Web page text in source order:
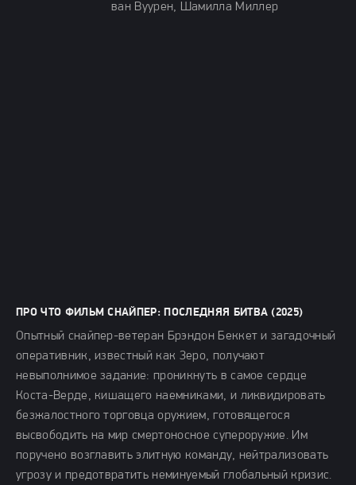
ван Вуурен, Шамилла Миллер
ПРО ЧТО ФИЛЬМ СНАЙПЕР: ПОСЛЕДНЯЯ БИТВА (2025)
Опытный снайпер-ветеран Брэндон Беккет и загадочный
оперативник, известный как Зеро, получают
невыполнимое задание: проникнуть в самое сердце
Коста-Верде, кишащего наемниками, и ликвидировать
безжалостного торговца оружием, готовящегося
высвободить на мир смертоносное супероружие. Им
поручено возглавить элитную команду, нейтрализовать
угрозу и предотвратить неминуемый глобальный кризис.